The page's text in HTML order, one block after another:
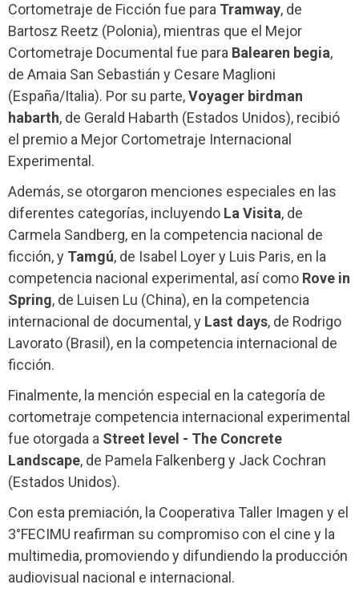
Cortometraje de Ficción fue para Tramway, de
Bartosz Reetz (Polonia), mientras que el Mejor
Cortometraje Documental fue para Balearen begia,
de Amaia San Sebastián y Cesare Maglioni
(España/Italia). Por su parte,Voyager birdman
habarth, de Gerald Habarth (Estados Unidos), recibió
el premio a Mejor Cortometraje Internacional
Experimental.
Además, se otorgaron menciones especiales en las
diferentes categorías, incluyendo La Visita, de
Carmela Sandberg, en la competencia nacional de
ficción, y Tamgú, de Isabel Loyer y Luis Paris, en la
competencia nacional experimental, así como Rove in
Spring, de Luisen Lu (China), en la competencia
internacional de documental, y Last days, de Rodrigo
Lavorato (Brasil), en la competencia internacional de
ficción.
Finalmente, la mención especial en la categoría de
cortometraje competencia internacional experimental
fue otorgada a Street level - The Concrete
Landscape, de Pamela Falkenberg y Jack Cochran
(Estados Unidos).
Con esta premiación, la Cooperativa Taller Imagen y el
3°FECIMU reafirman su compromiso con el cine y la
multimedia, promoviendo y difundiendo la producción
audiovisual nacional e internacional.